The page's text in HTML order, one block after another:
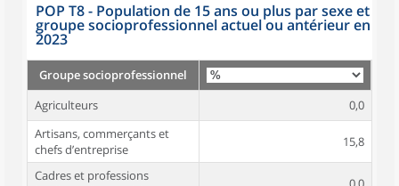
POP T8 - Population de 15 ans ou plus par sexe et
groupe socioprofessionnel actuel ou antérieur en
2023
Groupe socioprofessionnel
Agriculteurs
0,0
Artisans, commerçants et
chefs d’entreprise
15,8
Cadres et professions